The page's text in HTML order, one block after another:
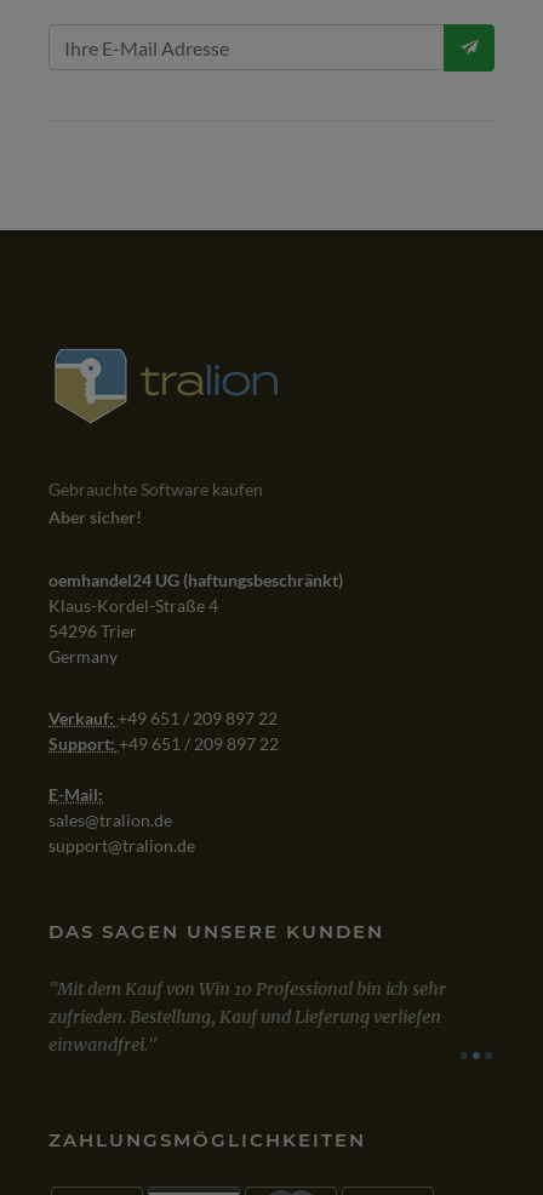
Gebrauchte Software kaufen
Aber sicher!
oemhandel24 UG (haftungsbeschränkt)
Klaus-Kordel-Straße 4
54296 Trier
Germany
Verkauf: +49 651 / 209 897 22
Support: +49 651 / 209 897 22
E-Mail:
sales@tralion.de
support@tralion.de
DAS SAGEN UNSERE KUNDEN
Mit dem Kauf von Win 10 Professional bin ich sehr
zufrieden. Bestellung, Kauf und Lieferung verliefen
einwandfrei.